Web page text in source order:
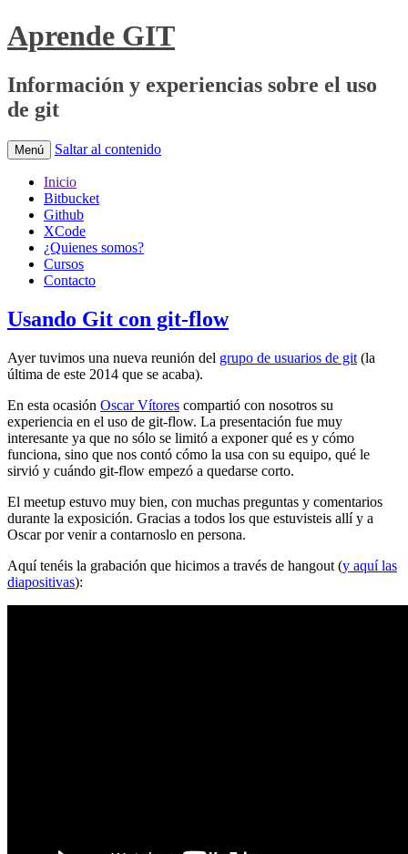
Aprende GIT
Información y experiencias sobre el uso
de git
Menú Saltar al contenido
Inicio
Bitbucket
Github
XCode
¿Quienes somos?
Cursos
Contacto
Usando Git con git-flow
Ayer tuvimos una nueva reunión del grupo de usuarios de git (la
última de este 2014 que se acaba).
En esta ocasión Oscar Vítores compartió con nosotros su
experiencia en el uso de git-flow. La presentación fue muy
interesante ya que no sólo se limitó a exponer qué es y cómo
funciona, sino que nos contó cómo la usa con su equipo, qué le
sirvió y cuándo git-flow empezó a quedarse corto.
El meetup estuvo muy bien, con muchas preguntas y comentarios
durante la exposición. Gracias a todos los que estuvisteis allí y a
Oscar por venir a contarnoslo en persona.
Aquí tenéis la grabación que hicimos a través de hangout (y aquí las
diapositivas):